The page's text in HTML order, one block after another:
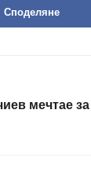
Споделяне
мечтае